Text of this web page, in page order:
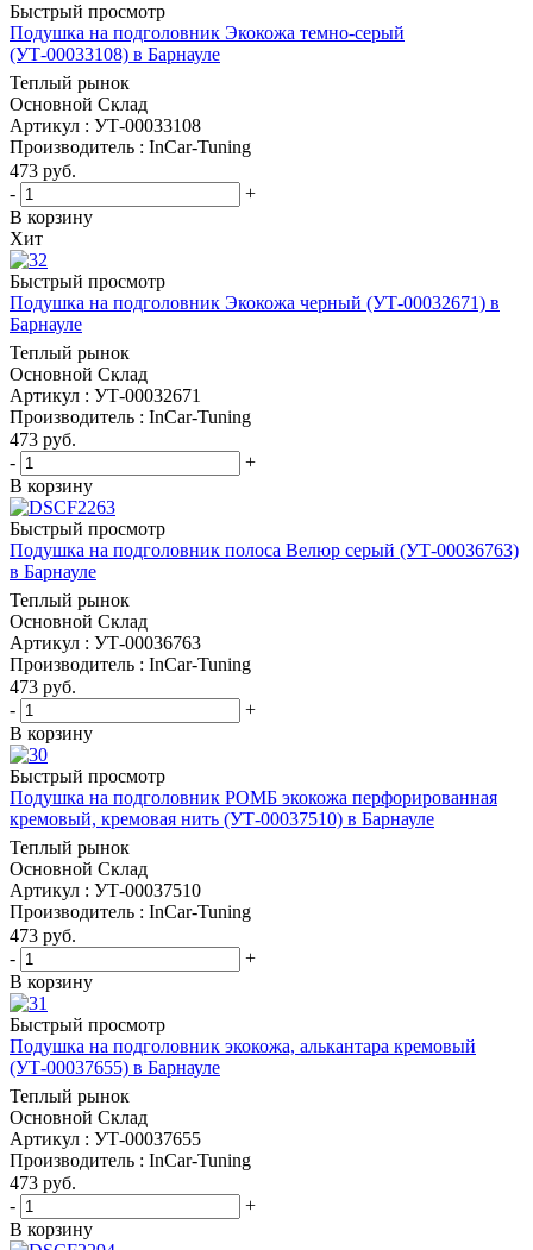
Быстрый просмотр
Подушка на подголовник Экокожа темно-серый
(УТ-00033108) в Барнауле
Теплый рынок
Основной Склад
Артикул : УТ-00033108
Производитель : InCar-Tuning
473 руб.
-
+
В корзину
Хит
Быстрый просмотр
Подушка на подголовник Экокожа черный (УТ-00032671) в
Барнауле
Теплый рынок
Основной Склад
Артикул : УТ-00032671
Производитель : InCar-Tuning
473 руб.
-
+
В корзину
Быстрый просмотр
Подушка на подголовник полоса Велюр серый (УТ-00036763)
в Барнауле
Теплый рынок
Основной Склад
Артикул : УТ-00036763
Производитель : InCar-Tuning
473 руб.
-
+
В корзину
Быстрый просмотр
Подушка на подголовник РОМБ экокожа перфорированная
кремовый, кремовая нить (УТ-00037510) в Барнауле
Теплый рынок
Основной Склад
Артикул : УТ-00037510
Производитель : InCar-Tuning
473 руб.
-
+
В корзину
Быстрый просмотр
Подушка на подголовник экокожа, алькантара кремовый
(УТ-00037655) в Барнауле
Теплый рынок
Основной Склад
Артикул : УТ-00037655
Производитель : InCar-Tuning
473 руб.
-
+
В корзину